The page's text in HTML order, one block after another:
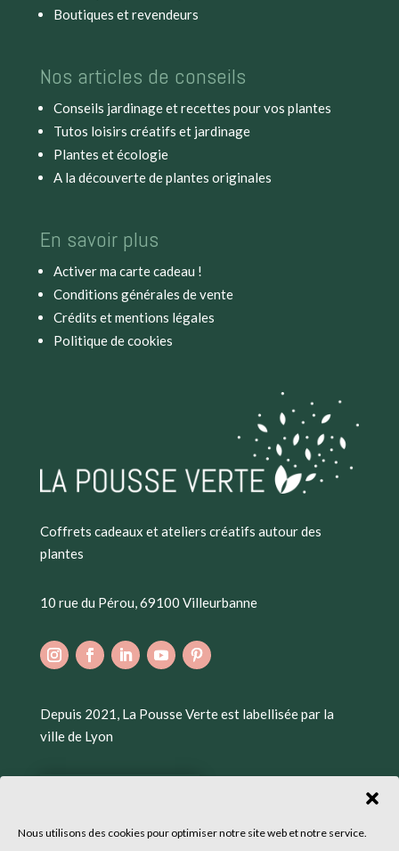
Nous utilisons des cookies pour optimiser notre site web et notre service.
Boutiques et revendeurs
Nos articles de conseils
Conseils jardinage et recettes pour vos plantes
Tutos loisirs créatifs et jardinage
Plantes et écologie
A la découverte de plantes originales
En savoir plus
Activer ma carte cadeau !
Conditions générales de vente
Crédits et mentions légales
Politique de cookies
Coffrets cadeaux et ateliers créatifs autour des
plantes
10 rue du Pérou, 69100 Villeurbanne
Depuis 2021, La Pousse Verte est labellisée par la
ville de Lyon